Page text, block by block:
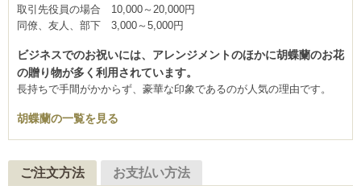
取引先役員の場合 10,000～20,000円
同僚、友人、部下 3,000～5,000円
ビジネスでのお祝いには、アレンジメントのほかに胡蝶蘭のお花
の贈り物が多く利用されています。
長持ちで手間がかからず、豪華な印象であるのが人気の理由です。
胡蝶蘭の一覧を見る
ご注文方法 お支払い方法